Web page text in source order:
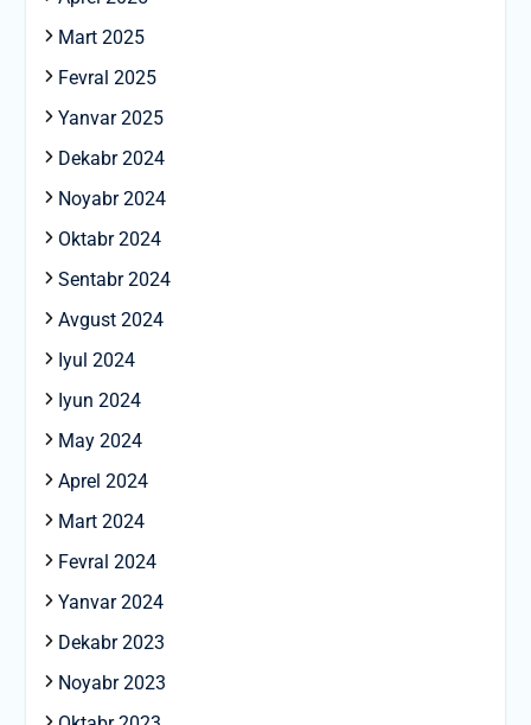
Mart 2025
Fevral 2025
Yanvar 2025
Dekabr 2024
Noyabr 2024
Oktabr 2024
Sentabr 2024
Avgust 2024
Iyul 2024
Iyun 2024
May 2024
Aprel 2024
Mart 2024
Fevral 2024
Yanvar 2024
Dekabr 2023
Noyabr 2023